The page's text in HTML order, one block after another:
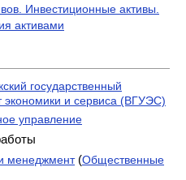
Инвестиционные активы.
активами
государственный
экономики и сервиса (ВГУЭС)
управление
менеджмент(Общественные